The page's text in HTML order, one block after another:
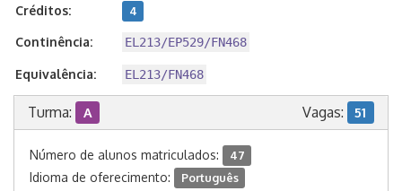
Créditos: 4
Continência: EL213/EP529/FN468
Equivalência: EL213/FN468
Turma: A Vagas: 51
Número de alunos matriculados: 47
Idioma de oferecimento: Português